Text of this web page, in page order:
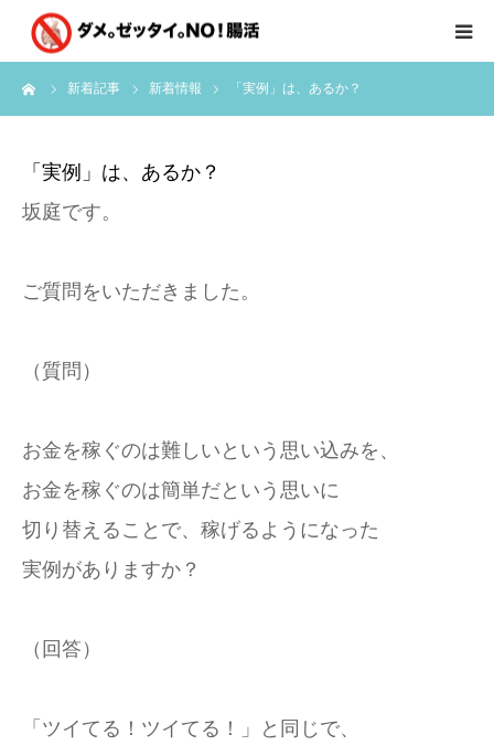
新着記事 新着情報 「実例」は、あるか？
「実例」は、あるか？
坂庭です。
ご質問をいただきました。
（質問）
お金を稼ぐのは難しいという思い込みを、
お金を稼ぐのは簡単だという思いに
切り替えることで、稼げるようになった
実例がありますか？
（回答）
「ツイてる！ツイてる！」と同じで、
はじめに
個別コンサルのご感想
会員限定お茶会